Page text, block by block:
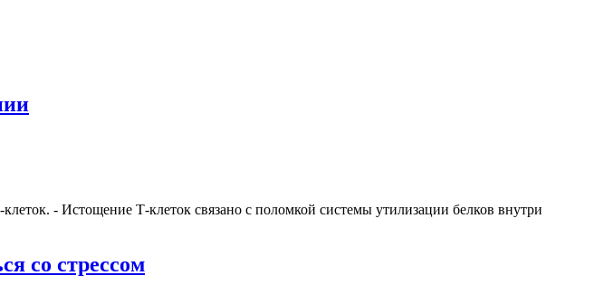
- Истощение Т-клеток связано с поломкой системы утилизации белков внутри
со стрессом